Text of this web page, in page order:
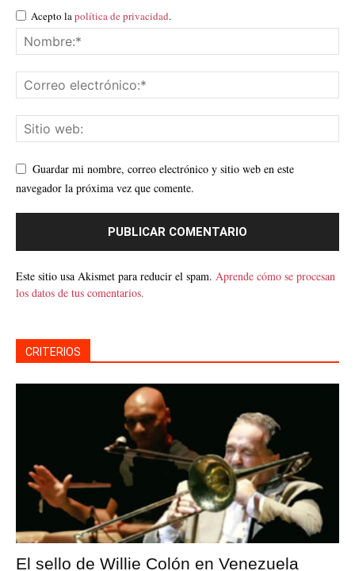
Acepto lapolítica de privacidad.
Guardar mi nombre, correo electrónico y sitio web en este
navegador la próxima vez que comente.
Este sitio usa Akismet para reducir el spam. Aprende cómo se procesan
los datos de tus comentarios.
CRITERIOS
El sello de Willie Colón en Venezuela